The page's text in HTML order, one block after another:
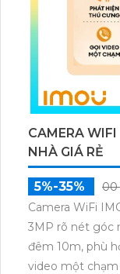
CAMERA
NHÀ GIÁ RẺ
5%-35%
00
Camera WiFi
3MP rõ nét góc
đêm 10m, phù
video một chạm